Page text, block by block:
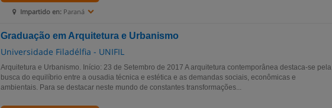
Impartido en: Paraná
Graduação em Arquitetura e Urbanismo
Universidade Filadélfia - UNIFIL
Arquitetura e Urbanismo. Início: 23 de Setembro de 2017 A arquitetura contemporânea destaca-se pela
busca do equilíbrio entre a ousadia técnica e estética e as demandas sociais, econômicas e
ambientais. Para se destacar neste mundo de constantes transformações...